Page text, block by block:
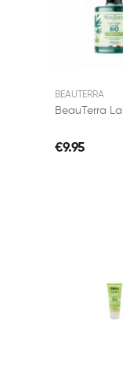
BEAUTERRA
€9.95